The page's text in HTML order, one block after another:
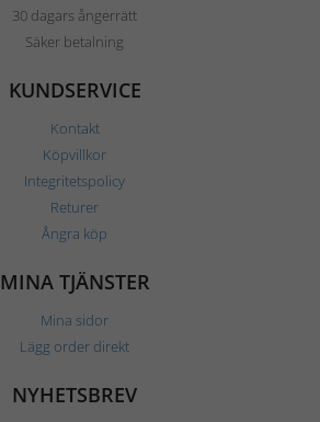
30 dagars ångerrätt
Säker betalning
KUNDSERVICE
Kontakt
Köpvillkor
Integritetspolicy
Returer
Ångra köp
MINA TJÄNSTER
Mina sidor
Lägg order direkt
NYHETSBREV